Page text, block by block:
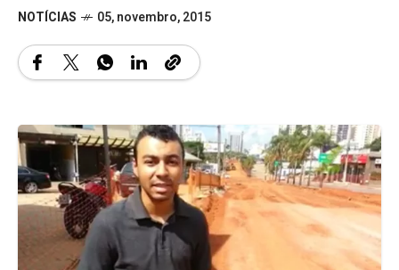
NOTÍCIAS 05, novembro, 2015